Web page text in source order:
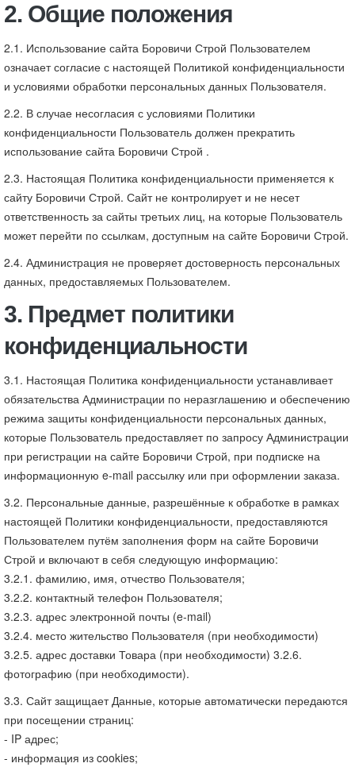
2. Общие положения
2.1. Использование сайта Боровичи Строй Пользователем
означает согласие с настоящей Политикой конфиденциальности
и условиями обработки персональных данных Пользователя.
2.2. В случае несогласия с условиями Политики
конфиденциальности Пользователь должен прекратить
использование сайта Боровичи Строй .
2.3. Настоящая Политика конфиденциальности применяется к
сайту Боровичи Строй. Сайт не контролирует и не несет
ответственность за сайты третьих лиц, на которые Пользователь
может перейти по ссылкам, доступным на сайте Боровичи Строй.
2.4. Администрация не проверяет достоверность персональных
данных, предоставляемых Пользователем.
3. Предмет политики
конфиденциальности
3.1. Настоящая Политика конфиденциальности устанавливает
обязательства Администрации по неразглашению и обеспечению
режима защиты конфиденциальности персональных данных,
которые Пользователь предоставляет по запросу Администрации
при регистрации на сайте Боровичи Строй, при подписке на
информационную e-mail рассылку или при оформлении заказа.
3.2. Персональные данные, разрешённые к обработке в рамках
настоящей Политики конфиденциальности, предоставляются
Пользователем путём заполнения форм на сайте Боровичи
Строй и включают в себя следующую информацию:
3.2.1. фамилию, имя, отчество Пользователя;
3.2.2. контактный телефон Пользователя;
3.2.3. адрес электронной почты (e-mail)
3.2.4. место жительство Пользователя (при необходимости)
3.2.5. адрес доставки Товара (при необходимости) 3.2.6.
фотографию (при необходимости).
3.3. Сайт защищает Данные, которые автоматически передаются
при посещении страниц:
- IP адрес;
- информация из cookies;